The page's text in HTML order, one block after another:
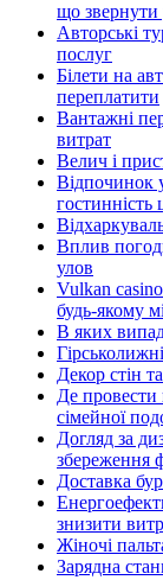
що звернути
Авторські
послуг
Білети на
переплатити
Вантажні
витрат
Велич і
Відпочинок
гостинність
Вплив
улов
Vulkan
будь-якому
В яких
Декор стін
Де провести
сімейної
Догляд за
збереження
Доставка
знизити
Жіночі
Зарядна